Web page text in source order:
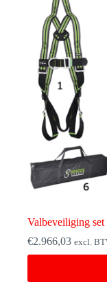
Valbeveiliging
€2.966,03 excl.